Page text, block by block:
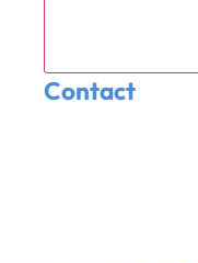
Contact